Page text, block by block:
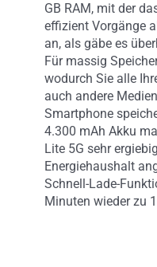
GB RAM, mit der
effizient Vorgänge
an, als gäbe es
Für massig
wodurch Sie alle
auch andere
Smartphone
4.300 mAh Akku
Lite 5G sehr
Energiehaushalt
Schnell-Lade-
Minuten wieder zu